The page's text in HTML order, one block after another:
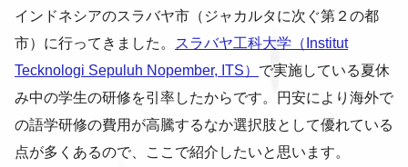
インドネシアのスラバヤ市（ジャカルタに次ぐ第２の都
市）に行ってきました。
スラバヤ工科大学（Institut
Tecknologi Sepuluh Nopember, ITS） で実施している夏休
み中の学生の研修を引率したからです。円安により海外で
の語学研修の費用が高騰するなか選択肢として優れている
点が多くあるので、ここで紹介したいと思います。